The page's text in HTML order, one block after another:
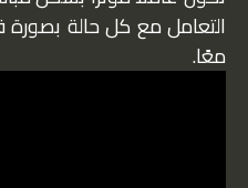
التعامل مع كل حالة بصورة
معًا.